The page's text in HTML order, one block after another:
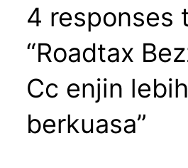
4 responses
“Roadtax
Cc enjin lebih
berkuasa”